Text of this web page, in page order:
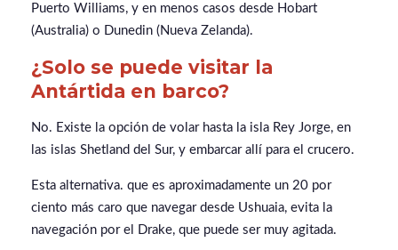
Puerto Williams, y en menos casos desde Hobart
(Australia) o Dunedin (Nueva Zelanda).
¿Solo se puede visitar la
Antártida en barco?
No. Existe la opción de volar hasta la isla Rey Jorge, en
las islas Shetland del Sur, y embarcar allí para el crucero.
Esta alternativa. que es aproximadamente un 20 por
ciento más caro que navegar desde Ushuaia, evita la
navegación por el Drake, que puede ser muy agitada.